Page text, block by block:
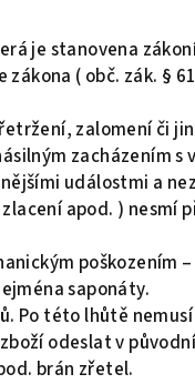
je stanovena
( obč. zák.
zalomení či
zacházením
událostmi a
apod. )
saponáty.
Po této lhůtě
odeslat v
brán zřetel.